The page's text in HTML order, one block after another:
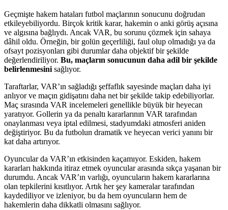
Geçmişte hakem hataları futbol maçlarının sonucunu doğrudan
etkileyebiliyordu. Birçok kritik karar, hakemin o anki görüş açısına
ve algısına bağlıydı. Ancak VAR, bu sorunu çözmek için sahaya
dâhil oldu. Örneğin, bir golün geçerliliği, faul olup olmadığı ya da
ofsayt pozisyonları gibi durumlar daha objektif bir şekilde
değerlendiriliyor. Bu, maçların sonucunun daha adil bir şekilde
belirlenmesini sağlıyor.
Taraftarlar, VAR’ın sağladığı şeffaflık sayesinde maçları daha iyi
anlıyor ve maçın gidişatını daha net bir şekilde takip edebiliyorlar.
Maç sırasında VAR incelemeleri genellikle büyük bir heyecan
yaratıyor. Gollerin ya da penaltı kararlarının VAR tarafından
onaylanması veya iptal edilmesi, stadyumdaki atmosferi aniden
değiştiriyor. Bu da futbolun dramatik ve heyecan verici yanını bir
kat daha artırıyor.
Oyuncular da VAR’ın etkisinden kaçamıyor. Eskiden, hakem
kararları hakkında itiraz etmek oyuncular arasında sıkça yaşanan bir
durumdu. Ancak VAR’ın varlığı, oyuncuların hakem kararlarına
olan tepkilerini kısıtlıyor. Artık her şey kameralar tarafından
kaydediliyor ve izleniyor, bu da hem oyuncuların hem de
hakemlerin daha dikkatli olmasını sağlıyor.